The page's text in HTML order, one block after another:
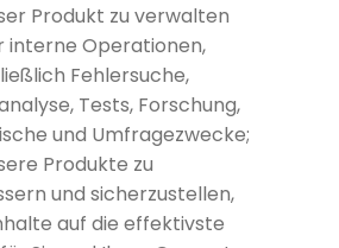
Produkt zu verwalten
interne Operationen,
Fehlersuche,
Tests, Forschung,
und Umfragezwecke;
Produkte zu
und sicherzustellen,
auf die effektivste